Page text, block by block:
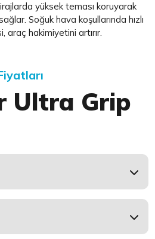
yüksek teması koruyarak
Soğuk hava koşullarında hızlı
araç hakimiyetini artırır.
Ultra Grip